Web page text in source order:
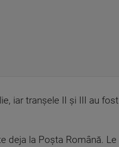
iar tranşele II şi III au fost
deja la Poşta Română. Le